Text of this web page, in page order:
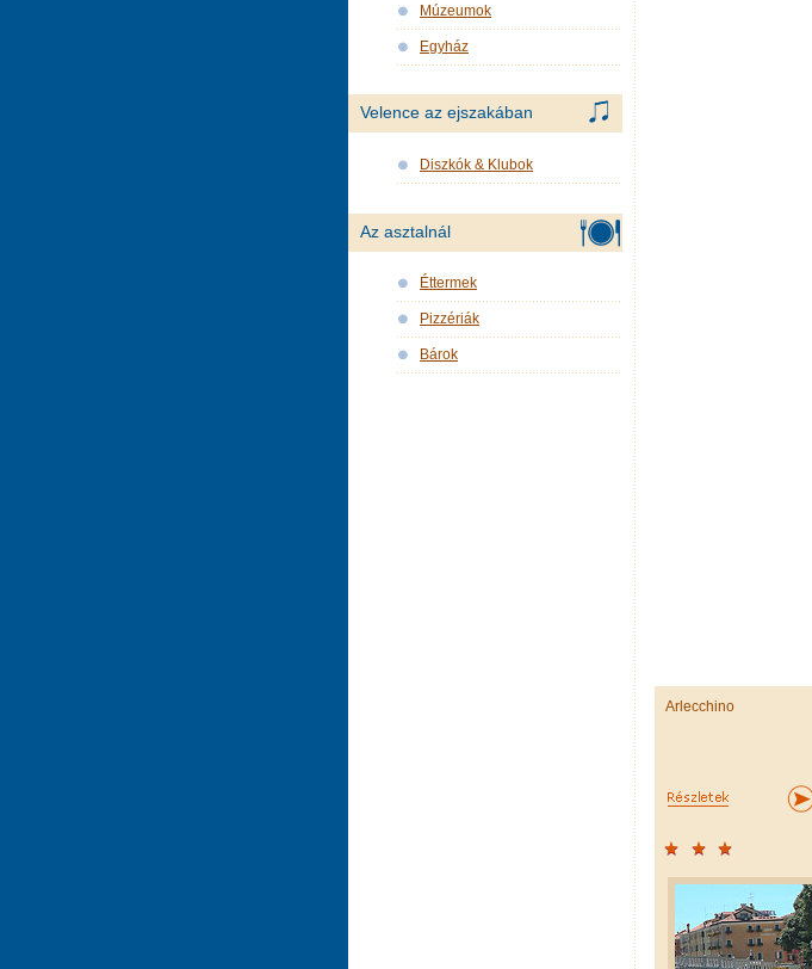
Arlecchino
Múzeumok
Egyház
Velence az ejszakában
Diszkók & Klubok
Az asztalnál
Éttermek
Pizzériák
Bárok